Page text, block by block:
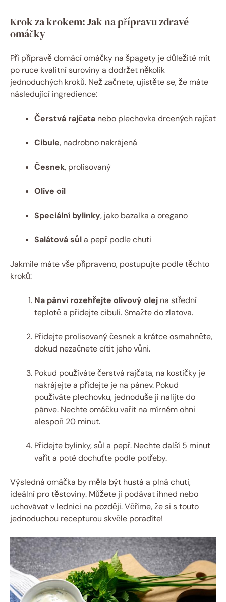
Krok za krokem: Jak na přípravu zdravé
omáčky
Při přípravě domácí omáčky na špagety je důležité mít
po ruce kvalitní suroviny a dodržet několik
jednoduchých kroků. Než začnete, ujistěte se, že máte
následující ingredience:
Čerstvá rajčata nebo plechovka drcených rajčat
Cibule, nadrobno nakrájená
Česnek, prolisovaný
Olive oil
Speciální bylinky, jako bazalka a oregano
Salátová sůla pepř podle chuti
Jakmile máte vše připraveno, postupujte podle těchto
kroků:
Na pánvi rozehřejte olivový olej na střední
teplotě a přidejte cibuli. Smažte do zlatova.
Přidejte prolisovaný česnek a krátce osmahněte,
dokud nezačnete cítit jeho vůni.
Pokud používáte čerstvá rajčata, na kostičky je
nakrájejte a přidejte je na pánev. Pokud
používáte plechovku, jednoduše ji nalijte do
pánve. Nechte omáčku vařit na mírném ohni
alespoň 20 minut.
Přidejte bylinky, sůl a pepř. Nechte další 5 minut
vařit a poté dochuťte podle potřeby.
Výsledná omáčka by měla být hustá a plná chuti,
ideální pro těstoviny. Můžete ji podávat ihned nebo
uchovávat v lednici na později. Věříme, že si s touto
jednoduchou recepturou skvěle poradíte!